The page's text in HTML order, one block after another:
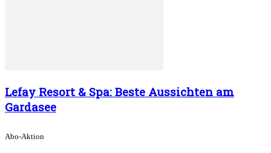
Lefay Resort & Spa: Beste Aussichten am
Gardasee
Abo-Aktion